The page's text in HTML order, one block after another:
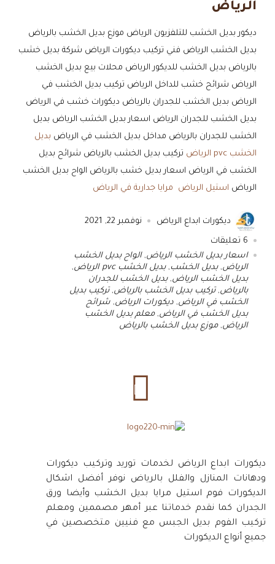
الرياض
ديكور بديل الخشب للتلفزيون الرياض موزع بديل الخشب بالرياض
بديل الخشب الرياض فني تركيب ديكورات الرياض شركة بديل خشب
بالرياض بديل الخشب للديكور الرياض محلات بيع بديل الخشب
الرياض شرائح خشب للداخل الرياض تركيب بديل الخشب في
الرياض بديل الخشب للجدران بالرياض ديكورات خشب في الرياض
بديل الخشب للجدران الرياض اسعار بديل الخشب الرياض بديل
الخشب للجدران بالرياض مداخل بديل الخشب في الرياض بديل
الخشب pvc الرياض
تركيب بديل الخشب بالرياض شرائح بديل
الخشب في الرياض اسعار بديل خشب بالرياض الواح بديل الخشب
الرياض استيل الرياض مرايا جدارية في الرياض
ديكورات ابداع الرياض نوفمبر 22, 2021
6 تعليقات
اسعار بديل الخشب الرياض,الواح بديل الخشب
الرياض,بديل الخشب ,بديل الخشب pvc الرياض
,
بديل الخشب الرياض,بديل الخشب للجدران
بالرياض,تركيب بديل الخشب بالرياض,تركيب بديل
الخشب في الرياض, ديكورات الرياض, شرائح
بديل الخشب في الرياض,معلم بديل الخشب
الرياض,موزع بديل الخشب بالرياض
ديكورات ابداع الرياض لخدمات توريد وتركيب ديكورات
ودهانات المنازل والفلل بالرياض نوفر أفضل اشكال
الديكورات فوم استيل مرايا بديل الخشب وأيضا ورق
الجدران كما نقدم خدماتنا عبر أمهر مصممين ومعلم
تركيب الفوم بديل الجبس مع فنيين متخصصين في
جميع أنواع الديكورات